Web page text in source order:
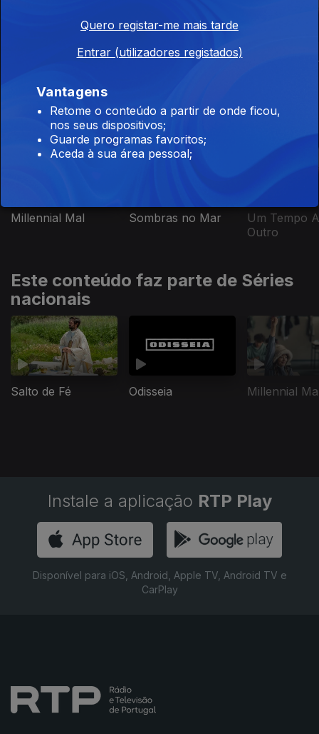
Dezoito
Um Tempo
Este conteúdo faz parte de Para
maratonar
Millennial Mal Sombras no Mar
Um Tempo
Outro
Este conteúdo faz parte de Séries
nacionais
Salto de Fé Odisseia Millennial
Instale a aplicação RTP Play
Disponível para iOS, Android, Apple TV, Android TV e
CarPlay
Quero registar-me mais tarde
Entrar (utilizadores registados)
Vantagens
Retome o conteúdo a partir de onde ficou,
nos seus dispositivos;
Guarde programas favoritos;
Aceda à sua área pessoal;